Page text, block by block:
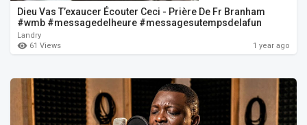
Dieu Vas T’exaucer Écouter Ceci - Prière De Fr Branham
#wmb #messagedelheure #messagesutempsdelafun
Landry
61 Views
1 year ago